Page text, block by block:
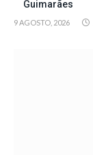
Guimarães
9 AGOSTO, 2026